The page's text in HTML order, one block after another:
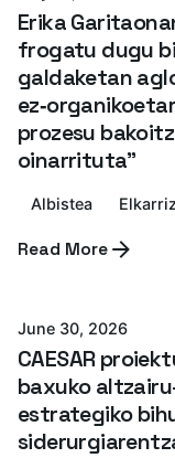
Erika
frogatu dugu
galdaketan
prozesu
oinarrituta"
Albistea
Read More
Posted by
June 30, 2026
CAESAR
baxuko
estrategiko